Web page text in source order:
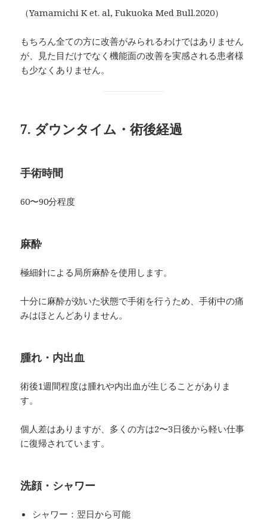
（Yamamichi K et. al, Fukuoka Med Bull.2020）
もちろん全ての方に改善がみられるわけではありません
が、見た目だけでなく機能面の改善を実感される患者様
も少なくありません。
7. ダウンタイム・術後経過
手術時間
60〜90分程度
麻酔
極細針による局所麻酔を使用します。
十分に麻酔が効いた状態で手術を行うため、手術中の痛
みはほとんどありません。
腫れ・内出血
術後1週間程度は腫れや内出血が生じることがありま
す。
個人差はありますが、多くの方は2〜3日後から軽い仕事
に復帰されています。
洗顔・シャワー
シャワー：翌日から可能